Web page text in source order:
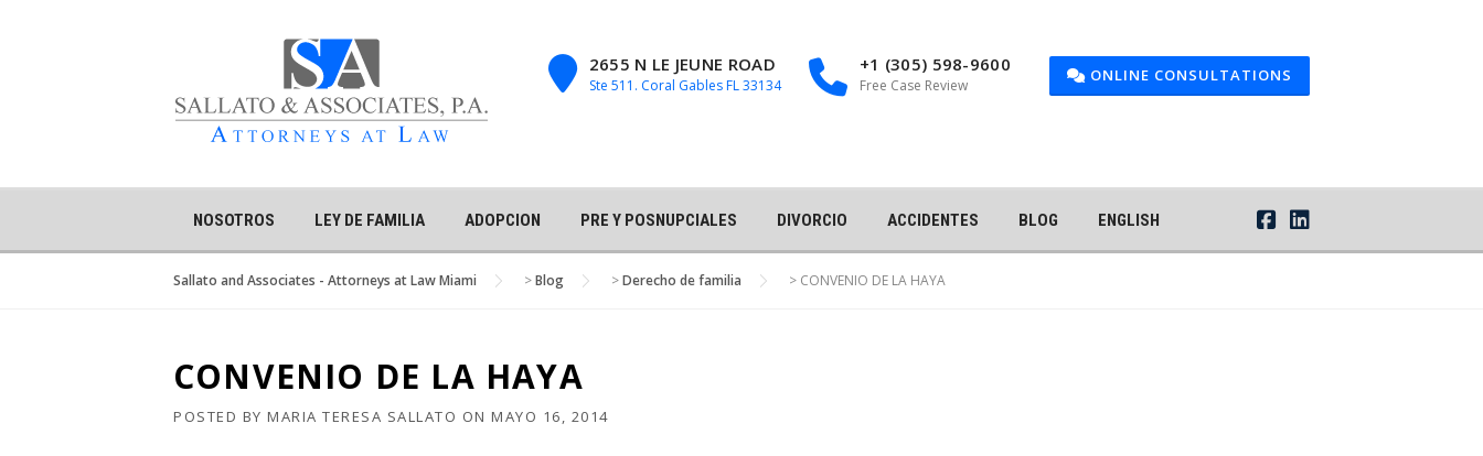
2655 N LE JEUNE ROAD
Ste 511. Coral Gables FL 33134
+1 (305) 598-9600
Free Case Review
ONLINE CONSULTATIONS
NOSOTROS LEY DE FAMILIA ADOPCION PRE Y POSNUPCIALES DIVORCIO ACCIDENTES BLOG ENGLISH
Sallato and Associates - Attorneys at Law Miami >Blog >Derecho de familia > CONVENIO DE LA HAYA
CONVENIO DE LA HAYA
POSTED BY MARIA TERESA SALLATO ON MAYO 16, 2014